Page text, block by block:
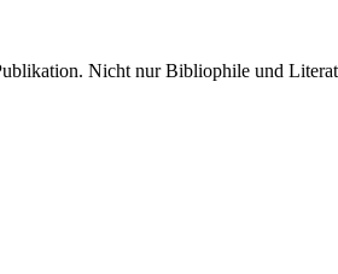
Nicht nur Bibliophile und